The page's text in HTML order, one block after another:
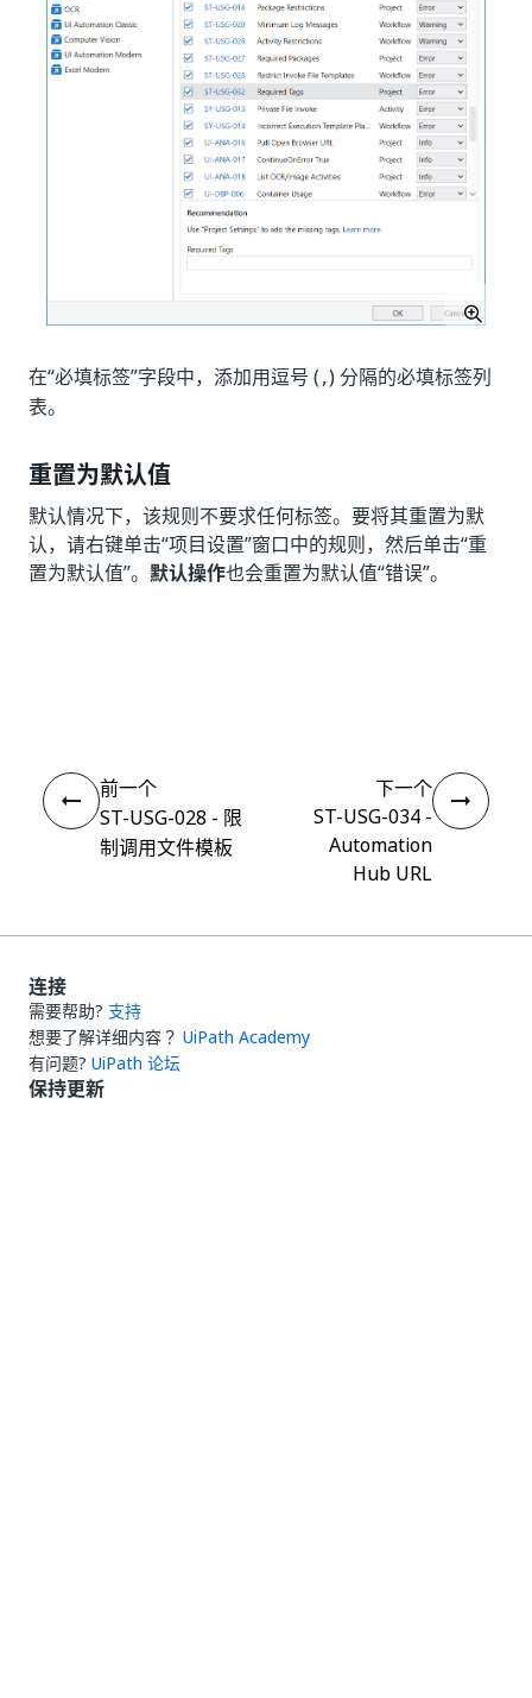
在“必填标签”字段中，添加用逗号 (,) 分隔的必填标签列
表。
重置为默认值
默认情况下，该规则不要求任何标签。要将其重置为默
认，请右键单击“项目设置”窗口中的规则，然后单击“重
置为默认值”。 默认操作也会重置为默认值“错误”。
前一个
ST-USG-028 - 限
制调用文件模板
下一个
ST-USG-034 -
Automation
Hub URL
连接
需要帮助? 支持
想要了解详细内容？ UiPath Academy
有问题? UiPath 论坛
保持更新